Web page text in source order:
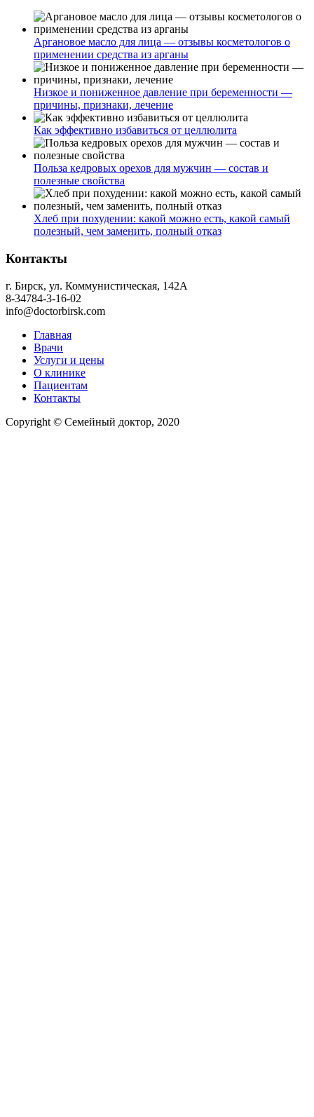
Аргановое масло для лица — отзывы косметологов о
применении средства из арганы
Низкое и пониженное давление при беременности —
причины, признаки, лечение
Как эффективно избавиться от целлюлита
Польза кедровых орехов для мужчин — состав и
полезные свойства
Хлеб при похудении: какой можно есть, какой самый
полезный, чем заменить, полный отказ
Контакты
г. Бирск, ул. Коммунистическая, 142А
8-34784-3-16-02
info@doctorbirsk.com
Главная
Врачи
Услуги и цены
О клинике
Пациентам
Контакты
Copyright © Семейный доктор, 2020